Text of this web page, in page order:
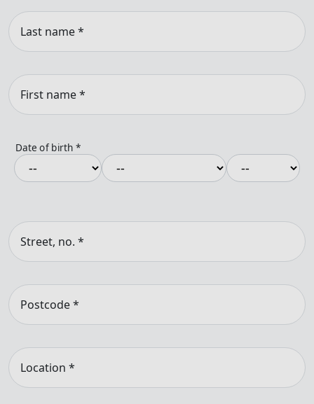
Last name*
First name*
Date of birth*
Street, no. *
Postcode*
Location *